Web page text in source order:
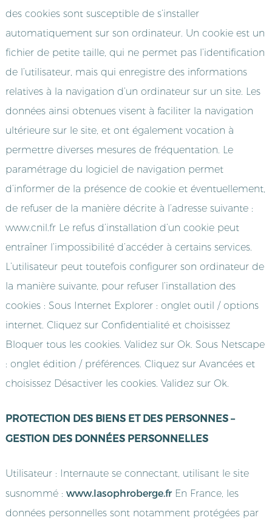
des cookies sont susceptible de s’installer
automatiquement sur son ordinateur. Un cookie est un
fichier de petite taille, qui ne permet pas l’identification
de l’utilisateur, mais qui enregistre des informations
relatives à la navigation d’un ordinateur sur un site. Les
données ainsi obtenues visent à faciliter la navigation
ultérieure sur le site, et ont également vocation à
permettre diverses mesures de fréquentation. Le
paramétrage du logiciel de navigation permet
d’informer de la présence de cookie et éventuellement,
de refuser de la manière décrite à l’adresse suivante :
www.cnil.fr Le refus d’installation d’un cookie peut
entraîner l’impossibilité d’accéder à certains services.
L’utilisateur peut toutefois configurer son ordinateur de
la manière suivante, pour refuser l’installation des
cookies : Sous Internet Explorer : onglet outil / options
internet. Cliquez sur Confidentialité et choisissez
Bloquer tous les cookies. Validez sur Ok. Sous Netscape
: onglet édition / préférences. Cliquez sur Avancées et
choisissez Désactiver les cookies. Validez sur Ok.
PROTECTION DES BIENS ET DES PERSONNES –
GESTION DES DONNÉES PERSONNELLES
Utilisateur : Internaute se connectant, utilisant le site
susnommé : www.lasophroberge.frEn France, les
données personnelles sont notamment protégées par